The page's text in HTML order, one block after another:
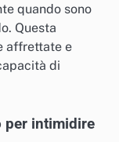
quando sono
Questa
affrettate e
di
per intimidire